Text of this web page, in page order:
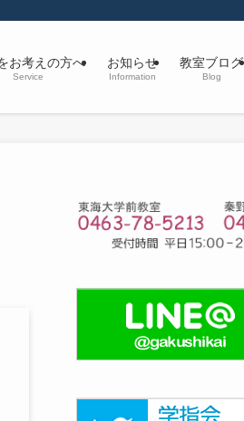
お考えの方へ
Service
お知らせ
Information
教室ブログ
Blog